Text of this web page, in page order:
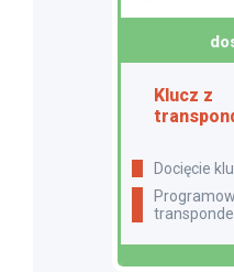
Klucz z
docięcie
programowanie